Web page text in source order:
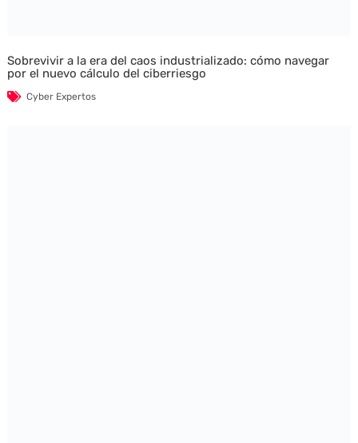
Sobrevivir a la era del caos industrializado: cómo navegar
por el nuevo cálculo del ciberriesgo
Cyber Expertos